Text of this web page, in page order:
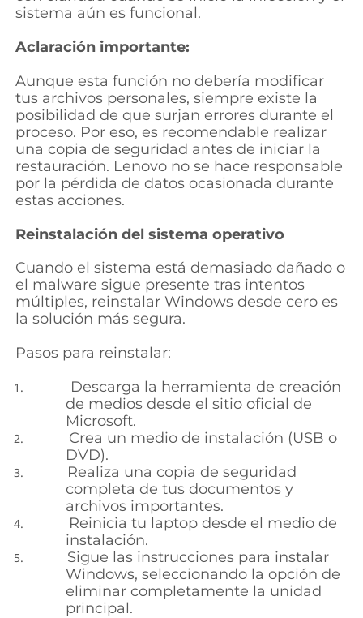
sistema aún es funcional.
Aclaración importante:
Aunque esta función no debería modificar
tus archivos personales, siempre existe la
posibilidad de que surjan errores durante el
proceso. Por eso, es recomendable realizar
una copia de seguridad antes de iniciar la
restauración. Lenovo no se hace responsable
por la pérdida de datos ocasionada durante
estas acciones.
Reinstalación del sistema operativo
Cuando el sistema está demasiado dañado o
el malware sigue presente tras intentos
múltiples, reinstalar Windows desde cero es
la solución más segura.
Pasos para reinstalar:
Descarga la herramienta de creación
de medios desde el sitio oficial de
Microsoft.
Crea un medio de instalación (USB o
DVD).
Realiza una copia de seguridad
completa de tus documentos y
archivos importantes.
Reinicia tu laptop desde el medio de
instalación.
Sigue las instrucciones para instalar
Windows, seleccionando la opción de
eliminar completamente la unidad
principal.